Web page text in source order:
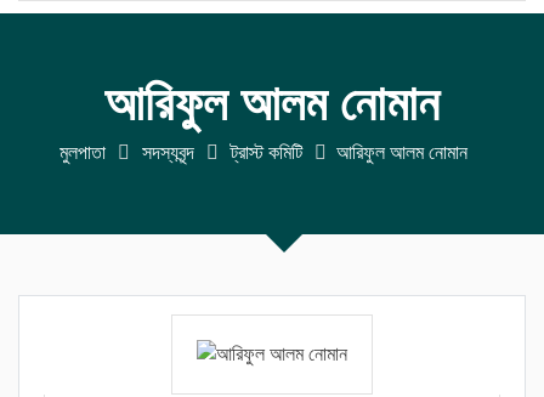
আরিফুল আলম নোমান
মুলপাতা সদস্যবৃন্দ ট্রাস্ট কমিটি আরিফুল আলম নোমান